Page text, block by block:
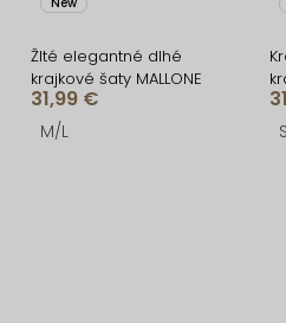
Žlté elegantné dlhé
krajkové šaty MALLONE
31,99 €
M/L